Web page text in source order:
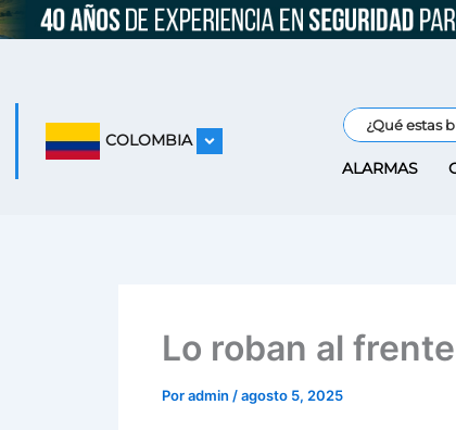
COLOMBIA
ALARMAS
Lo roban al
Poradmin /agosto 5, 2025